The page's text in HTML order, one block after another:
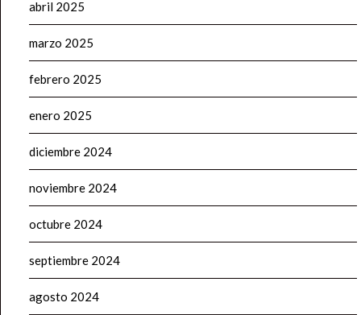
abril 2025
marzo 2025
febrero 2025
enero 2025
diciembre 2024
noviembre 2024
octubre 2024
septiembre 2024
agosto 2024